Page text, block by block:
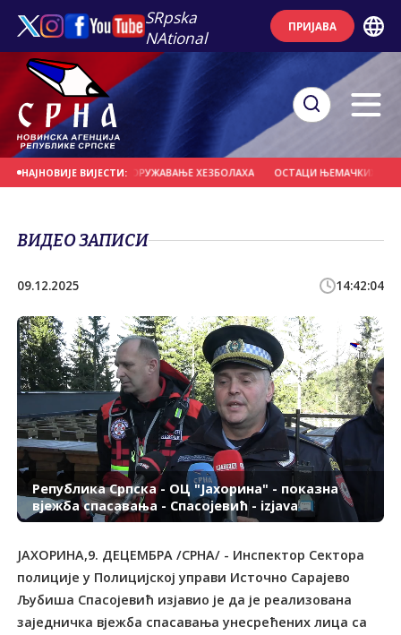
SRpska
NAtional
ПРИЈАВА
НАЈНОВИЈЕ ВИЈЕСТИ:
НАДЗИРАТИ РАЗОРУЖАВАЊЕ ХЕЗБОЛАХА ОСТАЦИ ЊЕМАЧКИХ
ВИДЕО ЗАПИСИ
09.12.2025 14:42:04
Република Српска - ОЦ "Јахорина" - показна
вјежба спасавања - Спасојевић - izjava
ЈАХОРИНА,9. ДЕЦЕМБРА /СРНА/ - Инспектор Сектора
полиције у Полицијској управи Источно Сарајево
Љубиша Спасојевић изјавио је да је реализована
заједничка вјежба спасавања унесрећених лица са